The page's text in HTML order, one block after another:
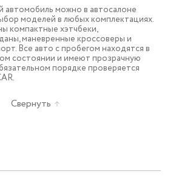
автомобиль можно в автосалоне
моделей в любых комплектациях.
компактные хэтчбеки,
маневренные кроссоверы и
Все авто с пробегом находятся в
состоянии и имеют прозрачную
порядке проверяется
Свернуть